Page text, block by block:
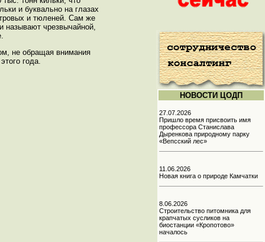
и буквально на глазах
и тюленей. Сам же
называют чрезвычайной,
не обращая внимания
года.
НОВОСТИ ЦОДП
27.07.2026
Пришло время присвоить имя
профессора Станислава
Дыренкова природному парку
«Вепсский лес»
11.06.2026
Новая книга о природе Камчатки
8.06.2026
Строительство питомника для
крапчатых сусликов на
биостанции «Кропотово»
началось